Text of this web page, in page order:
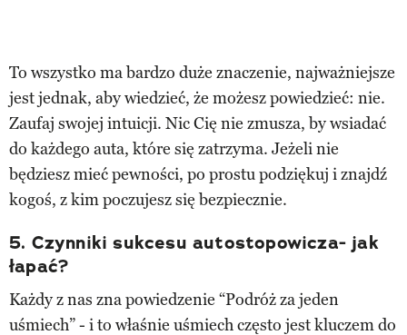
To wszystko ma bardzo duże znaczenie, najważniejsze
jest jednak, aby wiedzieć, że możesz powiedzieć: nie.
Zaufaj swojej intuicji. Nic Cię nie zmusza, by wsiadać
do każdego auta, które się zatrzyma. Jeżeli nie
będziesz mieć pewności, po prostu podziękuj i znajdź
kogoś, z kim poczujesz się bezpiecznie.
5. Czynniki sukcesu autostopowicza- jak
łapać?
Każdy z nas zna powiedzenie “Podróż za jeden
uśmiech” - i to właśnie uśmiech często jest kluczem do